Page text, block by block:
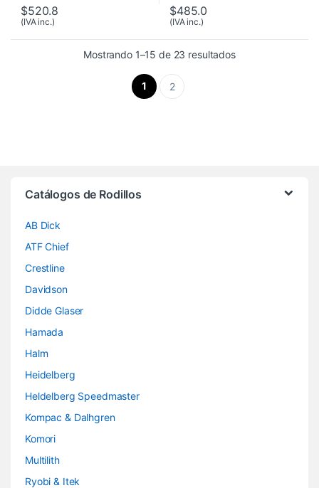
$520.8
(IVA inc.)
$485.0
(IVA inc.)
Mostrando 1–15 de 23 resultados
1 2
Catálogos de Rodillos
AB Dick
ATF Chief
Crestline
Davidson
Didde Glaser
Hamada
Halm
Heidelberg
Heldelberg Speedmaster
Kompac & Dalhgren
Komori
Multilith
Ryobi & Itek